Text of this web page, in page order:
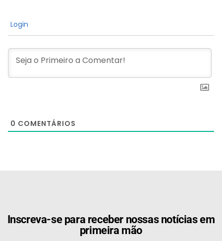
Login
0 COMENTÁRIOS
Inscreva-se para receber nossas notícias em
primeira mão